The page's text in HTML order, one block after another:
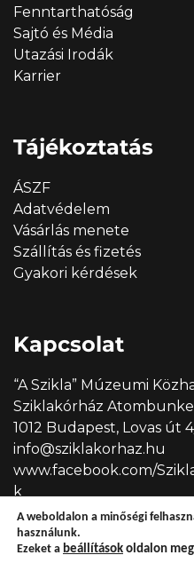
Fenntarthatóság
Sajtó és Média
Utazási Irodák
Karrier
Tájékoztatás
ÁSZF
Adatvédelem
Vásárlás menete
Szállítás és fizetés
Gyakori kérdések
Kapcsolat
“A Szikla” Múzeumi
Sziklakórház
1012 Budapest, Lovas út
info@sziklakorhaz.hu
www.facebook.com/
k
A weboldalon a minőségi
használunk.
Ezeket a beállítások oldalon